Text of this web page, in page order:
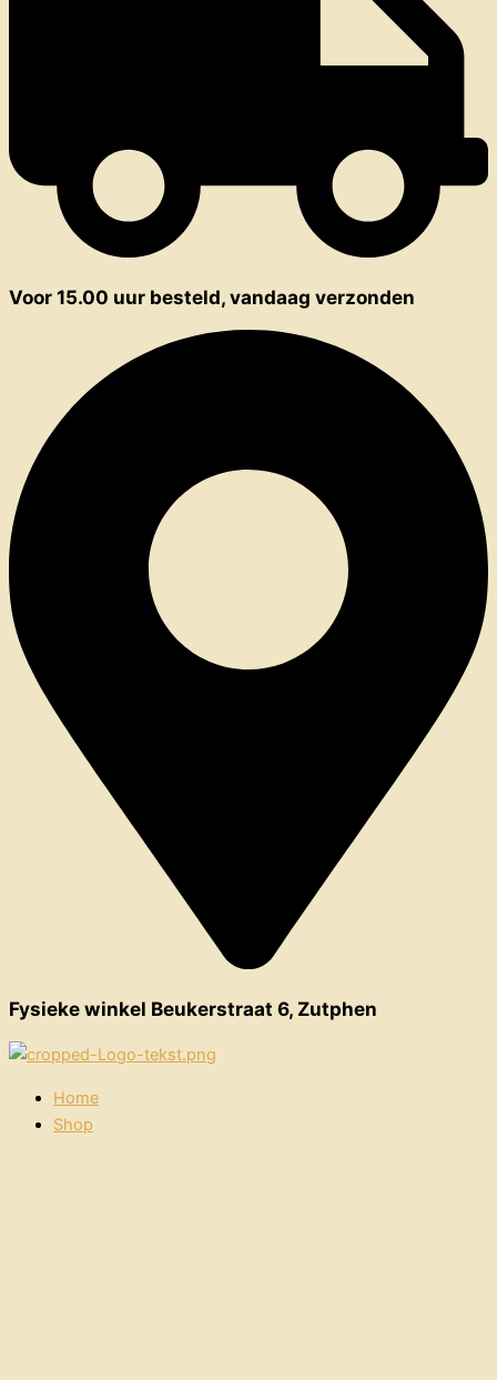
Voor 15.00 uur besteld, vandaag verzonden
Fysieke winkel Beukerstraat 6, Zutphen
Home
Shop